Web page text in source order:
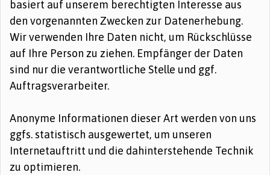
basiert auf unserem berechtigten Interesse aus
den vorgenannten Zwecken zur Datenerhebung.
Wir verwenden Ihre Daten nicht, um Rückschlüsse
auf Ihre Person zu ziehen. Empfänger der Daten
sind nur die verantwortliche Stelle und ggf.
Auftragsverarbeiter.
Anonyme Informationen dieser Art werden von uns
ggfs. statistisch ausgewertet, um unseren
Internetauftritt und die dahinterstehende Technik
zu optimieren.